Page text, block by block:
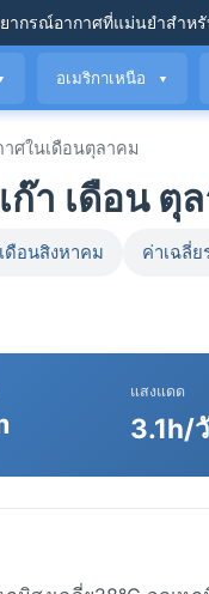
ากรณ์อากาศที่แม่นยำสำห
อเมริกาเหนือ ▼
ศในเดือนตุลาคม
า เดือน ตุ
ดือนสิงหาคม ค่าเฉลี่ย
แสงแดด
3.1h/